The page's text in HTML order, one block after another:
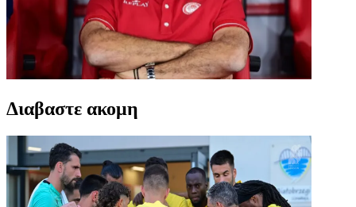
Διαβαστε ακομη